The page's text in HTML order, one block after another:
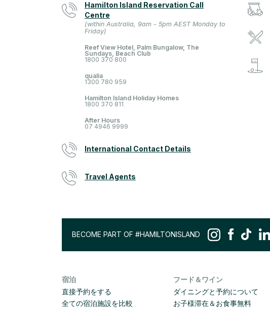
Hamilton Island Reservation Call
Centre
(within Australia, 9am - 5pm AEST Monday to
Friday)
Reef View Hotel, Palm Bungalow, The
Sundays, Beach Club
1800 370 800
qualia
1300 780 959
Hamilton Island Holiday Homes
1800 370 811
After Hours
07 4946 9999
International Contact Details
Travel Agents
BECOME PART OF #HAMILTONISLAND
宿泊
直接予約をする
全ての宿泊施設を比較
フード＆ワイン
ダイニングと予約について
お子様滞在＆お食事無料